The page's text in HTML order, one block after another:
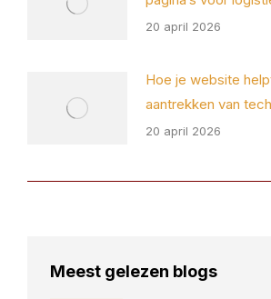
20 april 2026
Hoe je website
aantrekken van
20 april 2026
Meest gelezen blogs